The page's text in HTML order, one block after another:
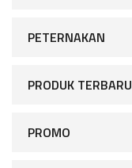
PETERNAKAN
PRODUK TERBARU
PROMO